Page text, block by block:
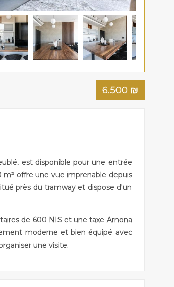
6.500₪
est disponible pour une entrée
offre une vue imprenable depuis
près du tramway et dispose d'un
de 600 NIS et une taxe Arnona
moderne et bien équipé avec
une visite.